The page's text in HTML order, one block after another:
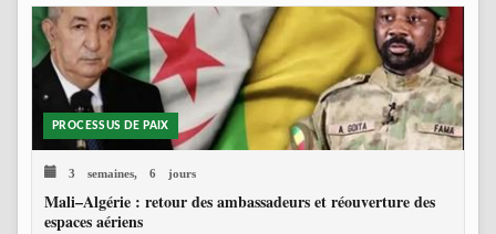
PROCESSUS DE PAIX
3 semaines, 6 jours
Mali–Algérie : retour des ambassadeurs et réouverture des
espaces aériens